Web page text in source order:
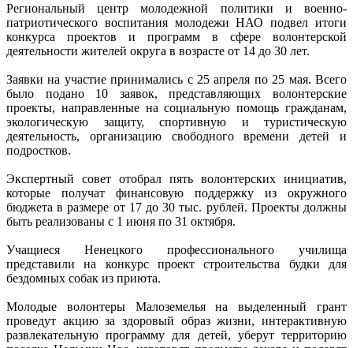
Региональный центр молодежной политики и военно-
патриотического воспитания молодежи НАО подвел итоги
конкурса проектов и программ в сфере волонтерской
деятельности жителей округа в возрасте от 14 до 30 лет.
Заявки на участие принимались с 25 апреля по 25 мая. Всего
было подано 10 заявок, представляющих волонтерские
проекты, направленные на социальную помощь гражданам,
экологическую защиту, спортивную и туристическую
деятельность, организацию свободного времени детей и
подростков.
Экспертный совет отобрал пять волонтерских инициатив,
которые получат финансовую поддержку из окружного
бюджета в размере от 17 до 30 тыс. рублей. Проекты должны
быть реализованы с 1 июня по 31 октября.
Учащиеся Ненецкого профессионального училища
представили на конкурс проект строительства будки для
бездомных собак из приюта.
Молодые волонтеры Малоземелья на выделенный грант
проведут акцию за здоровый образ жизни, интерактивную
развлекательную программу для детей, уберут территорию